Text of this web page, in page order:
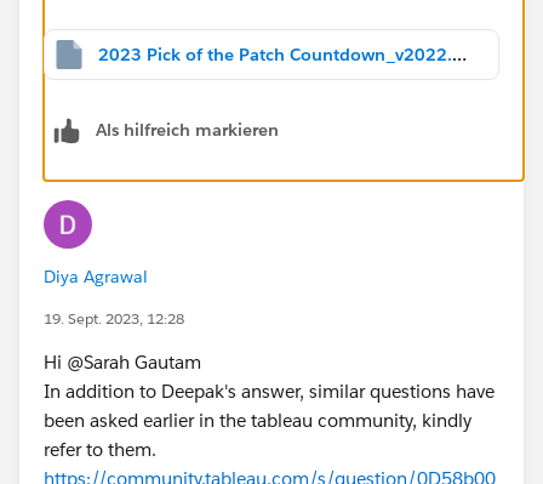
2023 Pick of the Patch Countdown_v2022.2.twbx
Als hilfreich markieren
Diya Agrawal
19. Sept. 2023, 12:28
Hi @Sarah Gautam​
In addition to Deepak's answer, similar questions have
been asked earlier in the tableau community, kindly
refer to them.
https://community.tableau.com/s/question/0D58b00